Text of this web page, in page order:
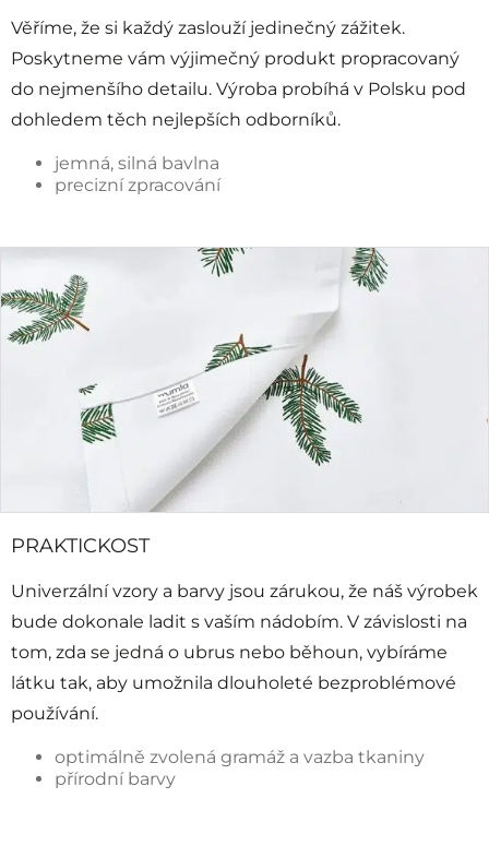
Věříme, že si každý zaslouží jedinečný zážitek.
Poskytneme vám výjimečný produkt propracovaný
do nejmenšího detailu. Výroba probíhá v Polsku pod
dohledem těch nejlepších odborníků.
jemná, silná bavlna
precizní zpracování
PRAKTICKOST
Univerzální vzory a barvy jsou zárukou, že náš výrobek
bude dokonale ladit s vaším nádobím. V závislosti na
tom, zda se jedná o ubrus nebo běhoun, vybíráme
látku tak, aby umožnila dlouholeté bezproblémové
používání.
optimálně zvolená gramáž a vazba tkaniny
přírodní barvy